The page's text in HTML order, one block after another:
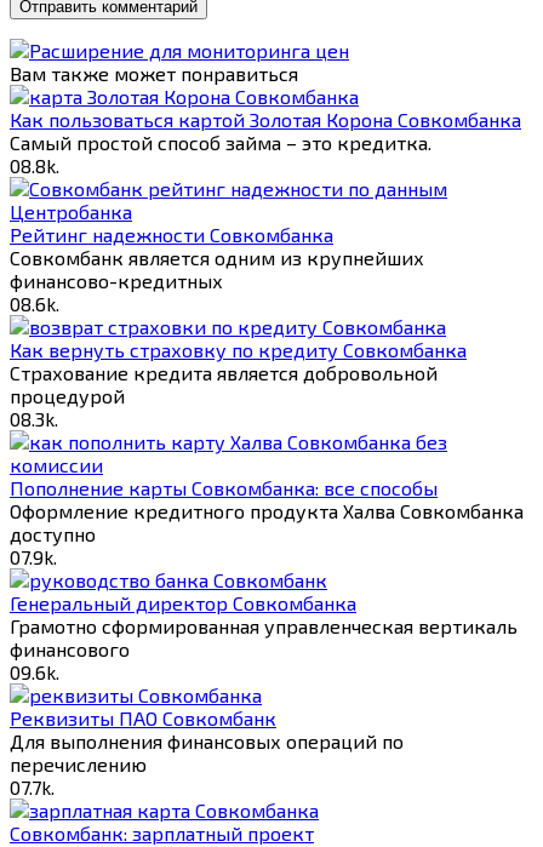
Вам также может понравиться
Как пользоваться картой Золотая Корона Совкомбанка
Самый простой способ займа – это кредитка.
08.8k.
Рейтинг надежности Совкомбанка
Совкомбанк является одним из крупнейших
финансово-кредитных
08.6k.
Как вернуть страховку по кредиту Совкомбанка
Страхование кредита является добровольной
процедурой
08.3k.
Пополнение карты Совкомбанка: все способы
Оформление кредитного продукта Халва Совкомбанка
доступно
07.9k.
Генеральный директор Совкомбанка
Грамотно сформированная управленческая вертикаль
финансового
09.6k.
Реквизиты ПАО Совкомбанк
Для выполнения финансовых операций по
перечислению
07.7k.
Совкомбанк: зарплатный проект